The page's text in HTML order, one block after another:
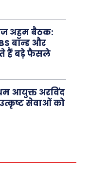
अहम बैठक:
बॉन्ड और
हैं बड़े फैसले
आयुक्त अरविंद
सेवाओं को